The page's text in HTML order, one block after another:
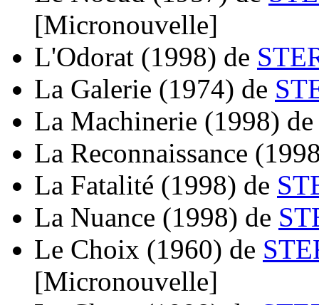
[Micronouvelle]
L'Odorat (1998) de
La Galerie (1974) de
La Machinerie (1998)
La Reconnaissance
La Fatalité (1998) de
La Nuance (1998) de
Le Choix (1960) de
[Micronouvelle]